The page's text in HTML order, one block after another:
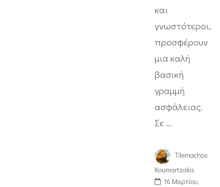
και
γνωστότεροι,
προσφέρουν
μια καλή
βασική
γραμμή
ασφάλειας.
Σε …
Tilemachos
Koumartzakis
16 Μαρτίου,